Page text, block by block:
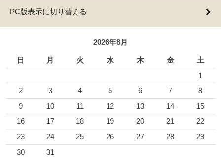
PC版表示に切り替える
2026年8月
日 月 火 水 木 金
土
1
2
3 4 5 6 7
8
9
10 11 12 13 14
15
16
17 18 19 20 21
22
23
24 25 26 27 28
29
30
31